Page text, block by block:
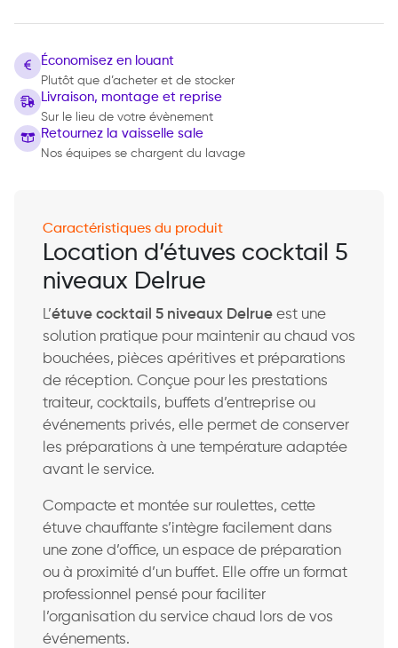
Économisez en louant
Plutôt que d’acheter et de stocker
Livraison, montage et reprise
Sur le lieu de votre évènement
Retournez la vaisselle sale
Nos équipes se chargent du lavage
Caractéristiques du produit
Location d’étuves cocktail 5
niveaux Delrue
L’étuve cocktail 5 niveaux Delrue est une
solution pratique pour maintenir au chaud vos
bouchées, pièces apéritives et préparations
de réception. Conçue pour les prestations
traiteur, cocktails, buffets d’entreprise ou
événements privés, elle permet de conserver
les préparations à une température adaptée
avant le service.
Compacte et montée sur roulettes, cette
étuve chauffante s’intègre facilement dans
une zone d’office, un espace de préparation
ou à proximité d’un buffet. Elle offre un format
professionnel pensé pour faciliter
l’organisation du service chaud lors de vos
événements.